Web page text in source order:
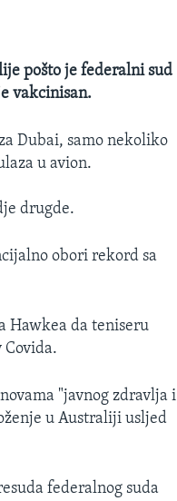
pošto je federalni sud
vakcinisan.
Dubai, samo nekoliko
u avion.
drugde.
obori rekord sa
Hawkea da teniseru
"javnog zdravlja i
u Australiji usljed
federalnog suda